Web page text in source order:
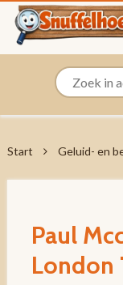
Start Geluid- en
Paul
London